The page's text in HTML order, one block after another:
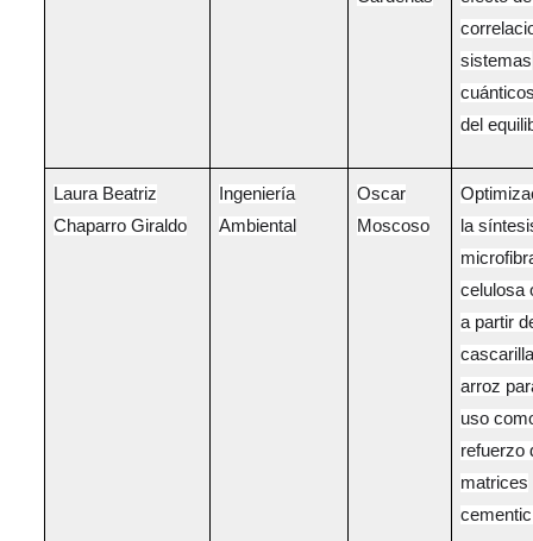
sistemas
del
Laura Beatriz
Chaparro Giraldo
Ingeniería
Ambiental
Oscar
Moscoso
la
celulosa
a partir
arroz
uso
refuerzo
matrices